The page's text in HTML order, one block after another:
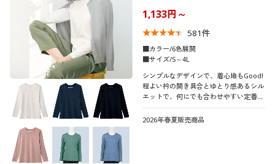
1,133円～
581件
■カラー/6色展開
■サイズ/S～4L
シンプルなデザインで、着心地もGood!
程よい衿の開き具合とゆとり感あるシル
エットで、何にでも合わせやすい定番の
一枚です
2026年春夏販売商品